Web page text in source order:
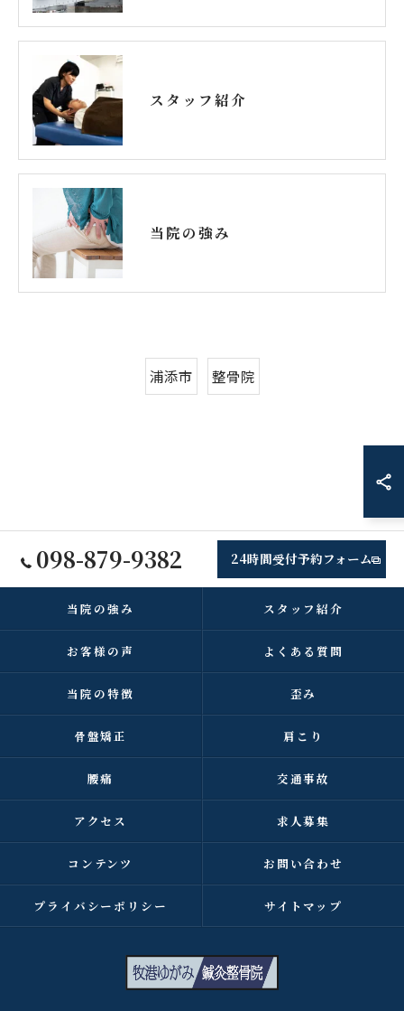
スタッフ紹介
当院の強み
浦添市 整骨院
098-879-9382 24時間受付予約フォーム
当院の強み スタッフ紹介
お客様の声 よくある質問
当院の特徴 歪み
骨盤矯正 肩こり
腰痛 交通事故
アクセス 求人募集
コンテンツ お問い合わせ
プライバシーポリシー サイトマップ